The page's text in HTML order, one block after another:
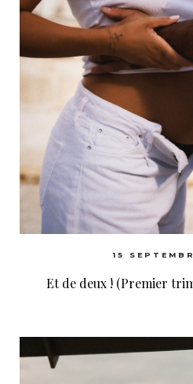
15
Et de deux ! (Premier